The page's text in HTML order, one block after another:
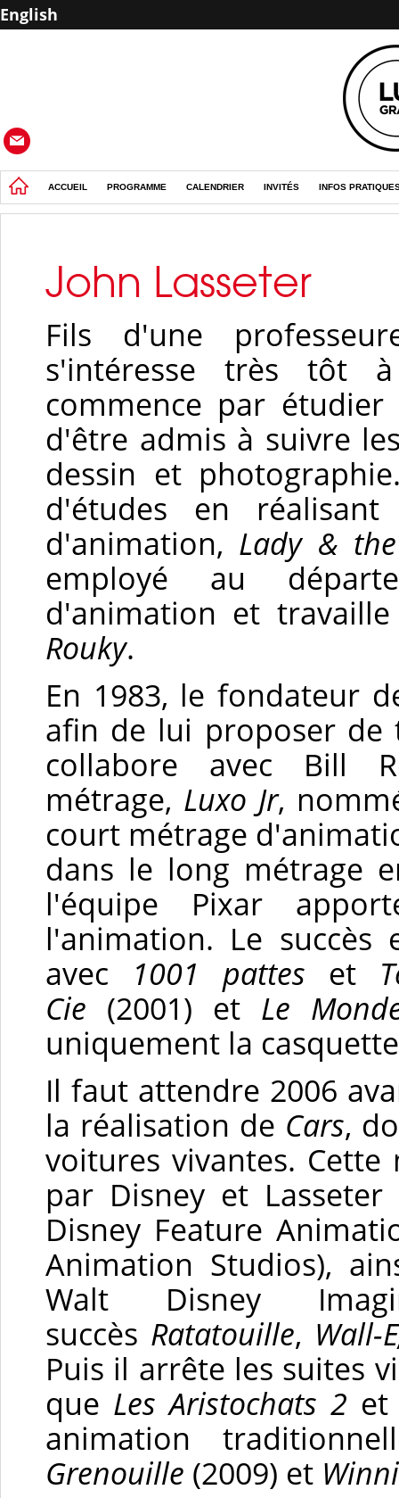
English
ACCUEIL PROGRAMME CALENDRIER INVITÉS INFOS
John Lasseter
Fils d'une
s'intéresse très tôt
commence par
d'être admis à suivre
dessin et
d'études en
d'animation, Lady &
employé au
d'animation et
Rouky.
En 1983, le fondateur
afin de lui proposer de
collabore avec Bill
métrage, Luxo Jr,
court métrage
dans le long métrage
l'équipe Pixar
l'animation. Le
avec
1001 pattes et
Cie (2001) et Le
uniquement la
Il faut attendre 2006
la réalisation de Cars,
voitures vivantes.
par Disney et
Disney Feature
Animation Studios),
Walt Disney
succès Ratatouille, Wall-
Puis il arrête les suites
que Les Aristochats 2 et
animation
Grenouille (2009) et